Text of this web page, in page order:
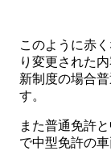
このように赤
り変更された
新制度の場合
す。
また普通免許
で中型免許の